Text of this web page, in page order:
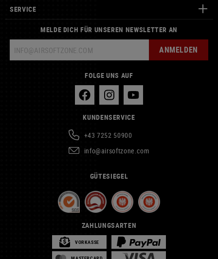
SERVICE
MELDE DICH FÜR UNSEREN NEWSLETTER AN
ANMELDEN
FOLGE UNS AUF
KUNDENSERVICE
+43 7252 50900
info@airsoftzone.com
GÜTESIEGEL
ZAHLUNGSARTEN
VORKASSE